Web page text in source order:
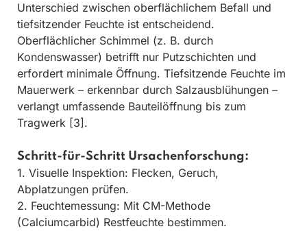
Unterschied zwischen oberflächlichem Befall und
tiefsitzender Feuchte ist entscheidend.
Oberflächlicher Schimmel (z. B. durch
Kondenswasser) betrifft nur Putzschichten und
erfordert minimale Öffnung. Tiefsitzende Feuchte im
Mauerwerk – erkennbar durch Salzausblühungen –
verlangt umfassende Bauteilöffnung bis zum
Tragwerk [3].
Schritt-für-Schritt Ursachenforschung:
1. Visuelle Inspektion: Flecken, Geruch,
Abplatzungen prüfen.
2. Feuchtemessung: Mit CM-Methode
(Calciumcarbid) Restfeuchte bestimmen.